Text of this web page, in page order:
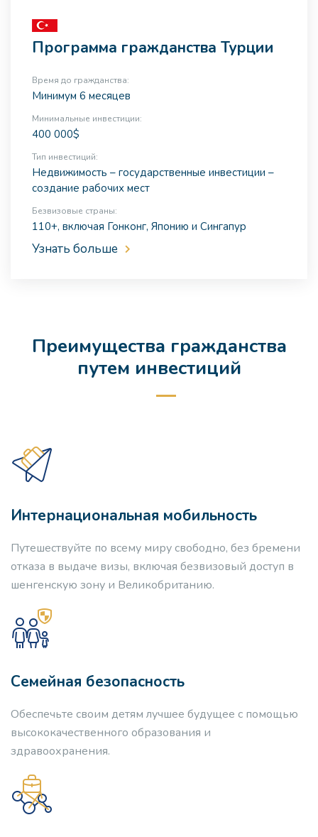
Программа гражданства Турции
Время до гражданства:
Минимум 6 месяцев
Минимальные инвестиции:
400 000$
Тип инвестиций:
Недвижимость – государственные инвестиции –
создание рабочих мест
Безвизовые страны:
110+, включая Гонконг, Японию и Сингапур
Узнать больше
Преимущества гражданства
путем инвестиций
Интернациональная мобильность
Путешествуйте по всему миру свободно, без бремени
отказа в выдаче визы, включая безвизовый доступ в
шенгенскую зону и Великобританию.
Семейная безопасность
Обеспечьте своим детям лучшее будущее с помощью
высококачественного образования и
здравоохранения.